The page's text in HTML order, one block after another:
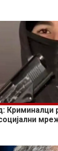
Криминалци